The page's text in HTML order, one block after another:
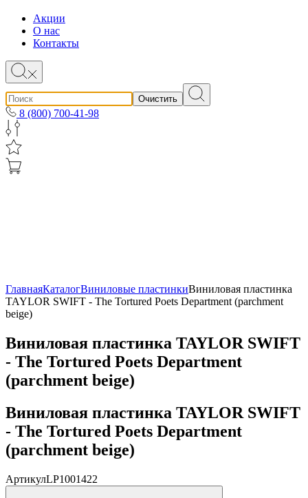
Акции
О нас
Контакты
Очистить
8 (800) 700-41-98
ГлавнаяКаталогВиниловые пластинкиВиниловая пластинка
TAYLOR SWIFT - The Tortured Poets Department (parchment
beige)
Виниловая пластинка TAYLOR SWIFT
- The Tortured Poets Department
(parchment beige)
Виниловая пластинка TAYLOR SWIFT
- The Tortured Poets Department
(parchment beige)
АртикулLP1001422